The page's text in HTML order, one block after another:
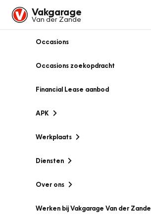
Vakgarage
Van der Zande
Occasions
Occasions zoekopdracht
Financial Lease aanbod
APK
Werkplaats
Diensten
Over ons
Werken bij Vakgarage Van der Zande